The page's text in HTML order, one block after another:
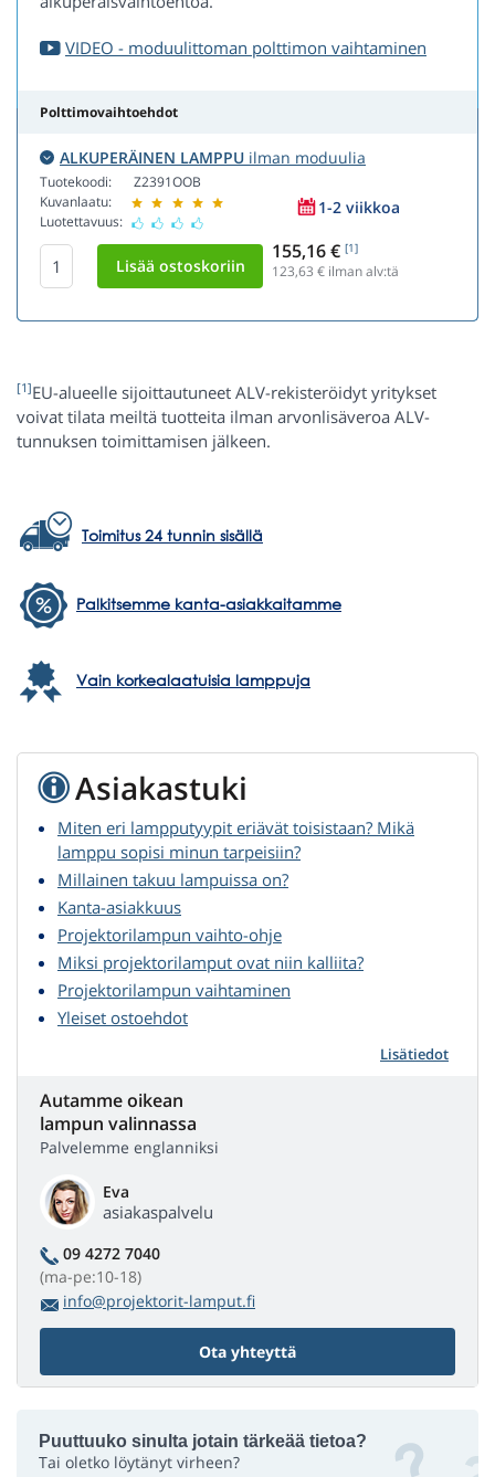
VIDEO - moduulittoman polttimon vaihtaminen
Polttimovaihtoehdot
ALKUPERÄINEN LAMPPU ilman moduulia
Tuotekoodi:
Kuvanlaatu:
Luotettavuus:
Z2391OOB
1-2 viikkoa
155,16 € [1]
123,63 € ilman alv:tä
[1]EU-alueelle sijoittautuneet ALV-rekisteröidyt yritykset
voivat tilata meiltä tuotteita ilman arvonlisäveroa ALV-
tunnuksen toimittamisen jälkeen.
Toimitus 24 tunnin sisällä
Palkitsemme kanta-asiakkaitamme
Vain korkealaatuisia lamppuja
Asiakastuki
Miten eri lampputyypit eriävät toisistaan? Mikä
lamppu sopisi minun tarpeisiin?
Millainen takuu lampuissa on?
Kanta-asiakkuus
Projektorilampun vaihto-ohje
Miksi projektorilamput ovat niin kalliita?
Projektorilampun vaihtaminen
Yleiset ostoehdot
Lisätiedot
Autamme oikean
lampun valinnassa
Palvelemme englanniksi
Eva
asiakaspalvelu
09 4272 7040
(ma-pe:10-18)
info@projektorit-lamput.fi
Ota yhteyttä
Puuttuuko sinulta jotain tärkeää tietoa?
Tai oletko löytänyt virheen?